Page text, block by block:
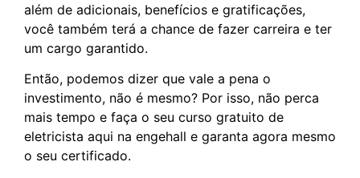
além de adicionais, benefícios e gratificações,
você também terá a chance de fazer carreira e ter
um cargo garantido.
Então, podemos dizer que vale a pena o
investimento, não é mesmo? Por isso, não perca
mais tempo e faça o seu curso gratuito de
eletricista aqui na engehall e garanta agora mesmo
o seu certificado.